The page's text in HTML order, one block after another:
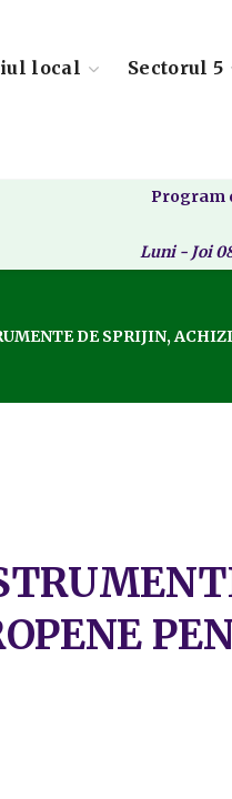
local Sectorul 5
Program
Luni - Joi
DE SPRIJIN,